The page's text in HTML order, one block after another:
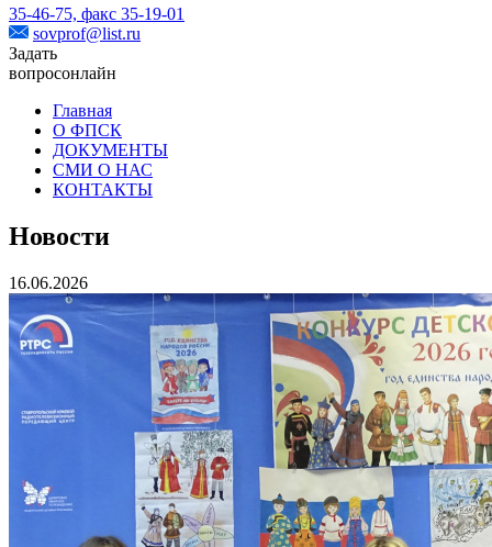
35-46-75, факс 35-19-01
sovprof@list.ru
Задать
вопросонлайн
Главная
О ФПСК
ДОКУМЕНТЫ
СМИ О НАС
КОНТАКТЫ
Новости
16.06.2026